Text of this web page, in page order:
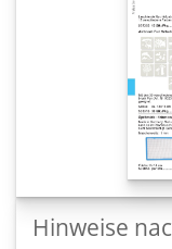
Hinweise